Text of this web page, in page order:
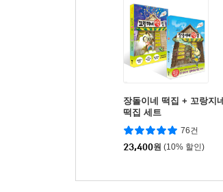
장돌이네 떡집 + 꼬랑지네
떡집 세트
76건
23,400원 (10% 할인)